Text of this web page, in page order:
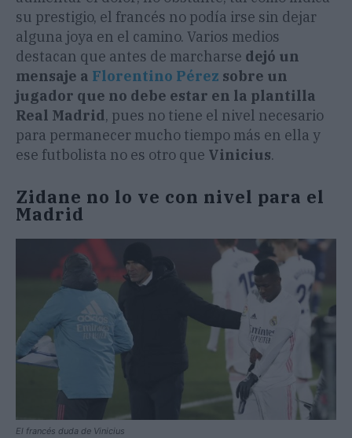
su prestigio, el francés no podía irse sin dejar
alguna joya en el camino. Varios medios
destacan que antes de marcharse dejó un
mensaje a Florentino Pérez sobre un
jugador que no debe estar en la plantilla
Real Madrid, pues no tiene el nivel necesario
para permanecer mucho tiempo más en ella y
ese futbolista no es otro que Vinicius.
Zidane no lo ve con nivel para el
Madrid
El francés duda de Vinicius